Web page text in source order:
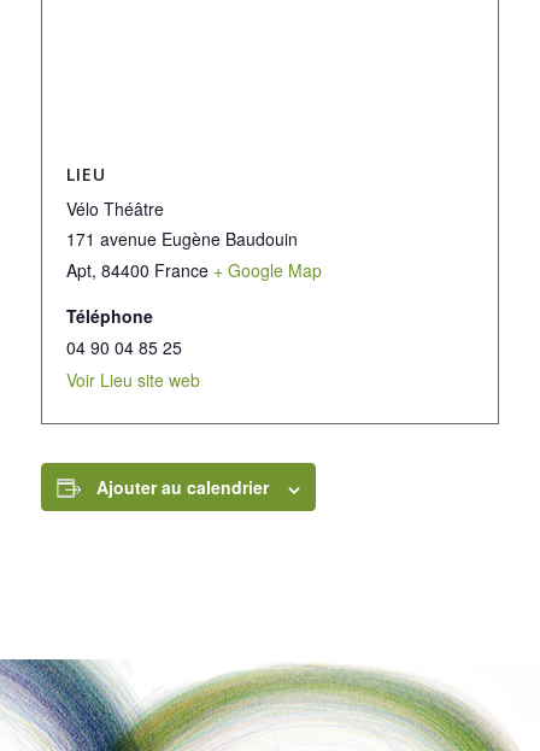
LIEU
Vélo Théâtre
171 avenue Eugène Baudouin
Apt, 84400 France + Google Map
Téléphone
04 90 04 85 25
Voir Lieu site web
Ajouter au calendrier
LIENS INTÉRESSANTS